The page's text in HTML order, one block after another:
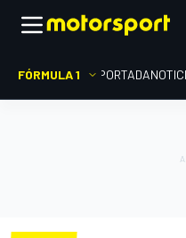
FÓRMULA 1 PORTADA